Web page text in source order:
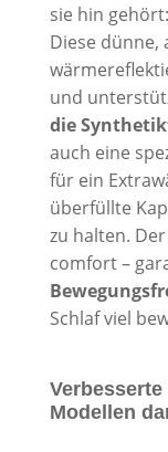
sie hin
Diese dünne,
und
die
auch eine
für ein
überfüllte
zu halten.
comfort –
Schlaf viel
Modellen